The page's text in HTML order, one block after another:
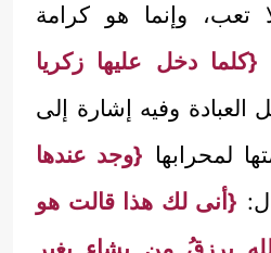
تعب، وإنما هو كرامة
{كلما دخل عليها زكريا
العبادة وفيه إشارة إلى
لمحرابها {وجد عندها
{أنى لك هذا قالت هو